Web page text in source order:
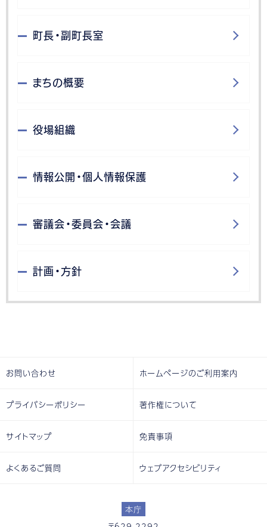
町長・副町長室
まちの概要
役場組織
情報公開・個人情報保護
審議会・委員会・会議
計画・方針
本庁
お問い合わせ ホームページのご利用案内
プライバシーポリシー 著作権について
サイトマップ 免責事項
よくあるご質問 ウェブアクセシビリティ